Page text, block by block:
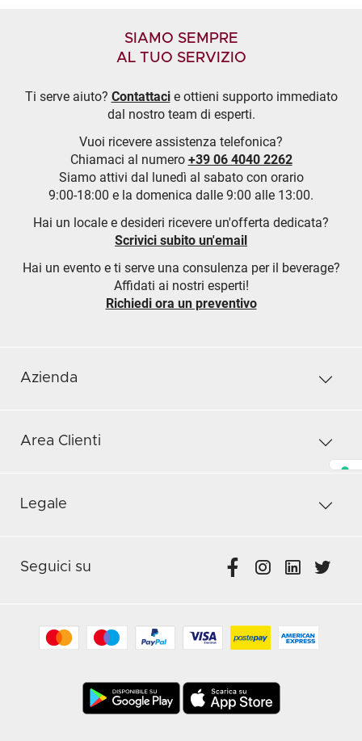
SIAMO SEMPRE
AL TUO SERVIZIO
Ti serve aiuto? Contattacie ottieni supporto immediato
dal nostro team di esperti.
Vuoi ricevere assistenza telefonica?
Chiamaci al numero +39 06 4040 2262
Siamo attivi dal lunedì al sabato con orario
9:00-18:00 e la domenica dalle 9:00 alle 13:00.
Hai un locale e desideri ricevere un'offerta dedicata?
Scrivici subito un'email
Hai un evento e ti serve una consulenza per il beverage?
Affidati ai nostri esperti!
Richiedi ora un preventivo
Azienda
Area Clienti
Legale
Seguici su